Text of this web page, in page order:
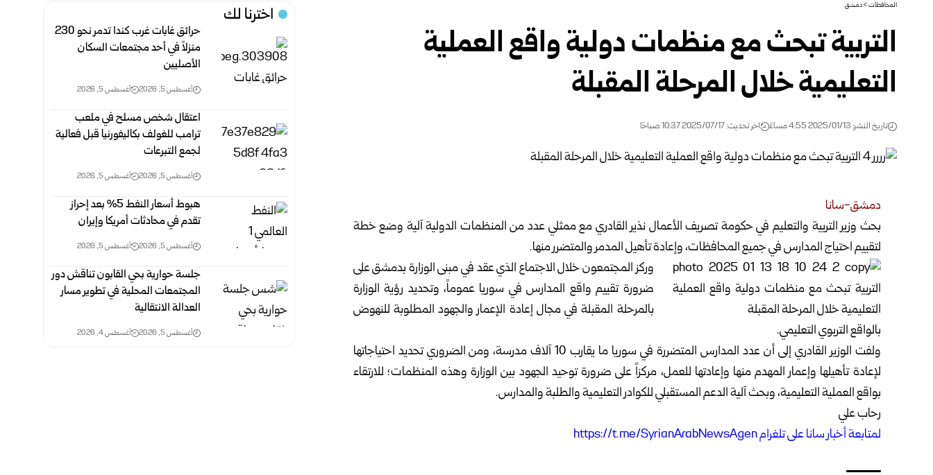
المحافظات>دمشق
التربية تبحث مع منظمات دولية واقع العملية
التعليمية خلال المرحلة المقبلة
تاريخ النشر: 2025/01/13 4:55 مساءً اخر تحديث: 2025/07/17 10:37 صباحًا
دمشق-سانا‏
بحث وزير التربية والتعليم في حكومة تصريف الأعمال نذير القادري مع ممثلي ‏عدد من المنظمات الدوليةآلية وضع خطة
لتقييم احتياج المدارس في جميع ‏المحافظات، وإعادة تأهيل المدمر والمتضرر منها.
وركز المجتمعون خلال الاجتماع الذي عقد في مبنى الوزارة بدمشق على
‏ضرورة تقييم واقع المدارس في سوريا عموماً، وتحديد رؤية الوزارة
‏بالمرحلة المقبلة في مجال إعادة الإعمار والجهود المطلوبة للنهوض
بالواقع ‏التربوي التعليمي.‏
ولفت الوزير القادري إلى أن عدد المدارس المتضررة في سوريا ما يقارب ‌10 آلاف مدرسة، ومن الضروري تحديد احتياجاتها
لإعادة تأهيلها وإعمار ‏المهدم منها وإعادتها للعمل، مركزاً على ضرورة توحيد الجهود بين الوزارة ‏وهذه المنظمات؛ للارتقاء
بواقع العملية التعليمية، وبحث آلية الدعم المستقبلي ‏للكوادر التعليمية والطلبة والمدارس.
رحاب علي
لمتابعة أخبار سانا على تلغرام https://t.me/SyrianArabNewsAgen
اخترنا لك
حرائق غابات غرب كندا تدمر نحو 230
منزلاً في أحد مجتمعات السكان
الأصليين
أغسطس 5, 2026 أغسطس 5, 2026
اعتقال شخص مسلح في ملعب
ترامب للغولف بكاليفورنيا قبل فعالية
لجمع التبرعات
أغسطس 5, 2026 أغسطس 5, 2026
هبوط أسعار النفط 5% بعد إحراز
تقدم في محادثات أمريكا وإيران
أغسطس 5, 2026 أغسطس 5, 2026
جلسة حوارية بحي القابون تناقش دور
المجتمعات المحلية في تطوير مسار
العدالة الانتقالية
أغسطس 5, 2026 أغسطس 4, 2026